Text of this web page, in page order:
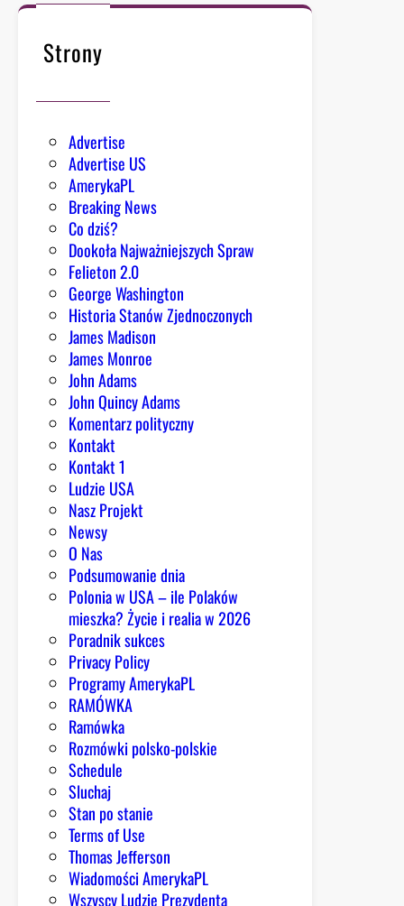
Strony
Advertise
Advertise US
AmerykaPL
Breaking News
Co dziś?
Dookoła Najważniejszych Spraw
Felieton 2.0
George Washington
Historia Stanów Zjednoczonych
James Madison
James Monroe
John Adams
John Quincy Adams
Komentarz polityczny
Kontakt
Kontakt 1
Ludzie USA
Nasz Projekt
Newsy
O Nas
Podsumowanie dnia
Polonia w USA – ile Polaków
mieszka? Życie i realia w 2026
Poradnik sukces
Privacy Policy
Programy AmerykaPL
RAMÓWKA
Ramówka
Rozmówki polsko-polskie
Schedule
Sluchaj
Stan po stanie
Terms of Use
Thomas Jefferson
Wiadomości AmerykaPL
Wszyscy Ludzie Prezydenta